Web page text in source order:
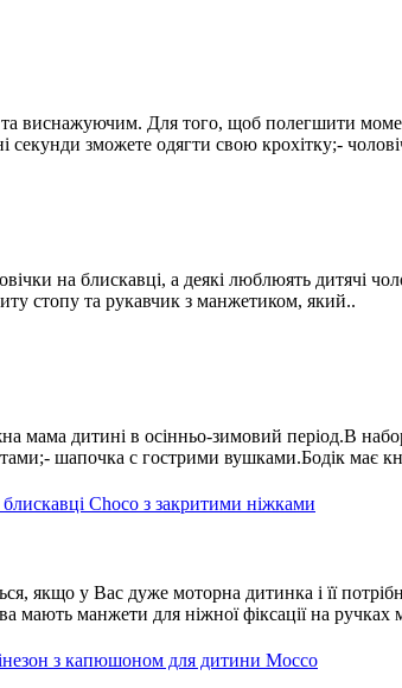
та виснажуючим. Для того, щоб полегшити
секунди зможете одягти свою крохітку;-
на блискавці, а деякі люблюять
стопу та рукавчик з манжетиком, який..
мама дитині в осінньо-зимовий період.В
шапочка с гострими вушками.Бодік має
якщо у Вас дуже моторна дитинка і її
мають манжети для ніжної фіксації на ручках